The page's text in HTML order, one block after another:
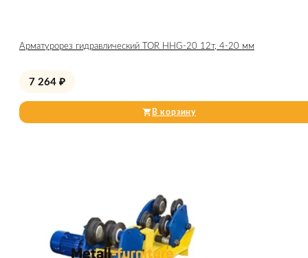
Арматурорез гидравлический TOR HHG-20 12т, 4-20 мм
7 264 ₽
В корзину